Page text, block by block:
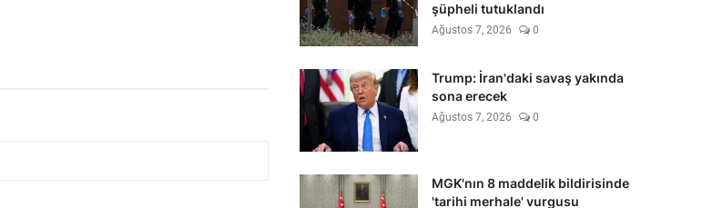
şüpheli tutuklandı
Ağustos 7, 2026 0
Trump: İran'daki savaş yakında
sona erecek
Ağustos 7, 2026 0
MGK'nın 8 maddelik bildirisinde
'tarihi merhale' vurgusu